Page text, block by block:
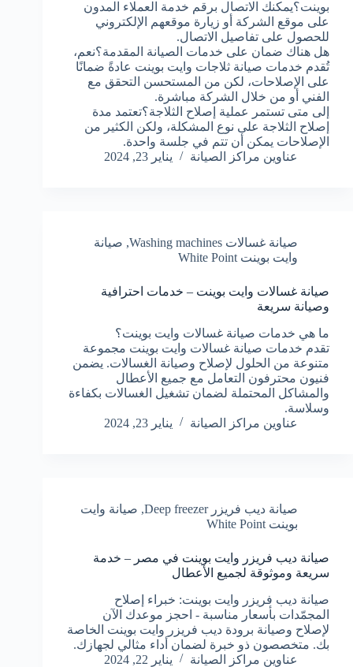
بوينت؟يمكنك الاتصال برقم خدمة العملاء المدون
على موقع الشركة أو زيارة موقعهم الإلكتروني
للحصول على تفاصيل الاتصال.
هل هناك ضمان على خدمات الصيانة المقدمة؟نعم،
تُقدم خدمات صيانة ثلاجات وايت بوينت عادةً ضمانًا
على الإصلاحات، لكن من المستحسن التحقق مع
الفني أو من خلال الشركة مباشرة.
إلى متى تستمر عملية إصلاح الثلاجة؟تعتمد مدة
إصلاح الثلاجة على نوع المشكلة، ولكن الكثير من
الإصلاحات يمكن أن تتم في جلسة واحدة.
عناوين مراكز الصيانة
يناير 23, 2024
صيانة غسالات Washing machines , صيانة
وايت بوينت White Point
صيانة غسالات وايت بوينت – خدمات احترافية
وصيانة سريعة
ما هي خدمات صيانة غسالات وايت بوينت؟
تقدم خدمات صيانة غسالات وايت بوينت مجموعة
متنوعة من الحلول لإصلاح وصيانة الغسالات. يضمن
فنيون محترفون التعامل مع جميع الأعطال
والمشاكل المحتملة لضمان تشغيل الغسالات بكفاءة
وسلاسة.
عناوين مراكز الصيانة
يناير 23, 2024
صيانة ديب فريزر Deep freezer , صيانة وايت
بوينت White Point
صيانة ديب فريزر وايت بوينت في مصر – خدمة
سريعة وموثوقة لجميع الأعطال
صيانة ديب فريزر وايت بوينت: خبراء إصلاح
المجمّدات بأسعار مناسبة - احجز موعدك الآن
لإصلاح وصيانة برودة ديب فريزر وايت بوينت الخاصة
بك. متخصصون ذو خبرة لضمان أداء مثالي لجهازك.
عناوين مراكز الصيانة
يناير 22, 2024